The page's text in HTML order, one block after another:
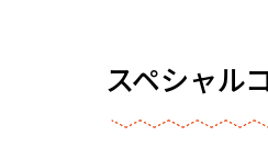
スペシャル